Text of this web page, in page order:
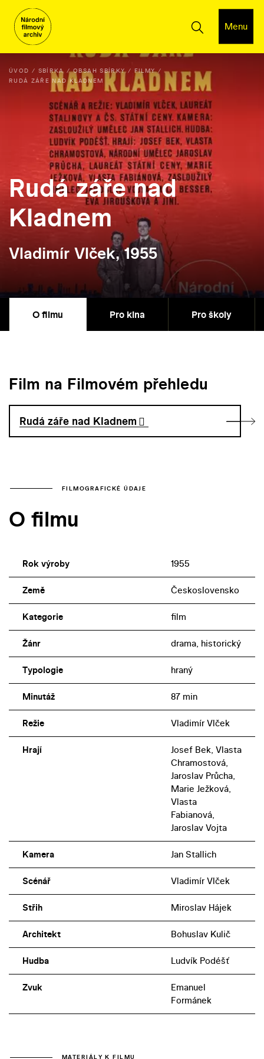
Menu
ÚVOD SBÍRKA OBSAH SBÍRKY
FILMY
RUDÁ ZÁŘE NAD KLADNEM
Rudá záře nad
Kladnem
Vladimír Vlček, 1955
O filmu Pro kina Pro školy
Film na Filmovém přehledu
Rudá záře nad Kladnem
FILMOGRAFICKÉ ÚDAJE
O filmu
Rok výroby 1955
Země Československo
Kategorie film
Žánr drama, historický
Typologie hraný
Minutáž 87 min
Režie Vladimír Vlček
Hrají
Josef Bek, Vlasta
Chramostová,
Jaroslav Průcha,
Marie Ježková,
Vlasta
Fabianová,
Jaroslav Vojta
Kamera Jan Stallich
Scénář Vladimír Vlček
Střih Miroslav Hájek
Architekt Bohuslav Kulič
Hudba Ludvík Podéšť
Zvuk
Emanuel
Formánek
MATERIÁLY K FILMU